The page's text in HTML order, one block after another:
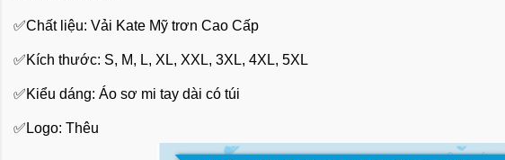
✅Chất liệu: Vải Kate Mỹ trơn Cao Cấp
✅Kích thước: S, M, L, XL, XXL, 3XL, 4XL, 5XL
✅Kiểu dáng: Áo sơ mi tay dài có túi
✅Logo: Thêu